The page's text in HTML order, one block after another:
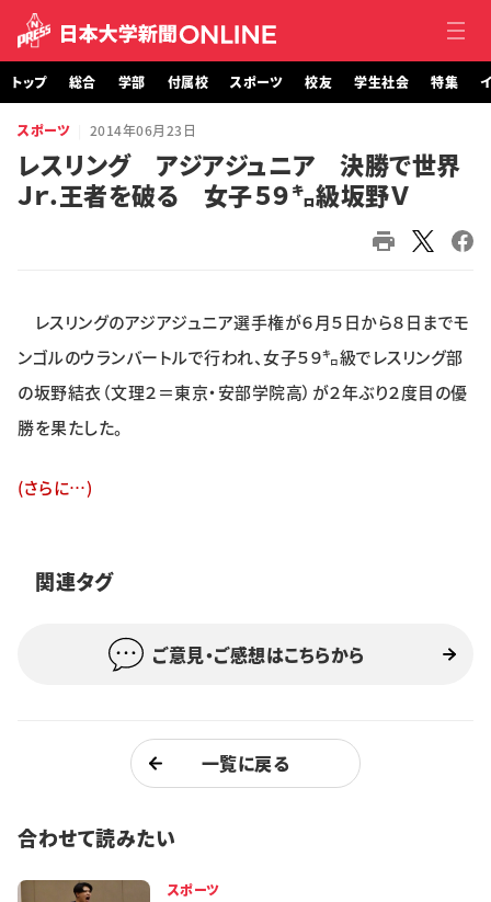
トップ
総合
スポーツ
イベント
購読 日大文芸賞
トップ 総合 学部 付属校 スポーツ 校友 学生社会 特集
スポーツ 2014年06月23日
レスリング アジアジュニア 決勝で世界
Ｊｒ.王者を破る 女子５９㌔級坂野Ｖ
レスリングのアジアジュニア選手権が６月５日から８日までモ
ンゴルのウランバートルで行われ、女子５９㌔級でレスリング部
の坂野結衣（文理２＝東京・安部学院高）が２年ぶり２度目の優
勝を果たした。
(さらに…)
関連タグ
ご意見・ご感想はこちらから
一覧に戻る
合わせて読みたい
スポーツ